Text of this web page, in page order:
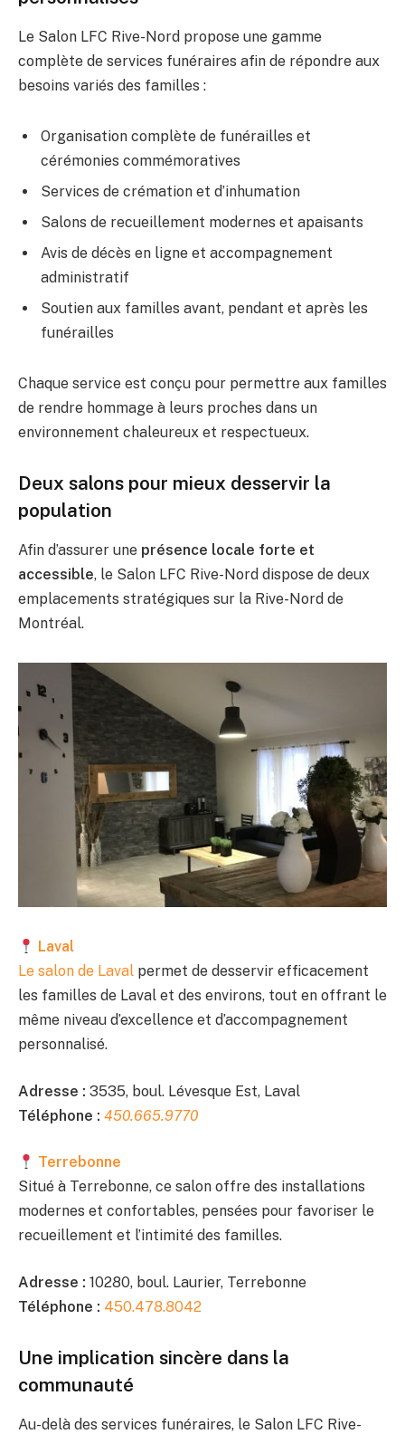
Le Salon LFC Rive-Nord propose une gamme
complète de services funéraires afin de répondre aux
besoins variés des familles :
Organisation complète de funérailles et
cérémonies commémoratives
Services de crémation et d’inhumation
Salons de recueillement modernes et apaisants
Avis de décès en ligne et accompagnement
administratif
Soutien aux familles avant, pendant et après les
funérailles
Chaque service est conçu pour permettre aux familles
de rendre hommage à leurs proches dans un
environnement chaleureux et respectueux.
Deux salons pour mieux desservir la
population
Afin d’assurer une présence locale forte et
accessible, le Salon LFC Rive-Nord dispose de deux
emplacements stratégiques sur la Rive-Nord de
Montréal.
Laval
Le salon de Laval permet de desservir efficacement
les familles de Laval et des environs, tout en offrant le
même niveau d’excellence et d’accompagnement
personnalisé.
Adresse : 3535, boul. Lévesque Est, Laval
Téléphone : 450.665.9770
Terrebonne
Situé à Terrebonne, ce salon offre des installations
modernes et confortables, pensées pour favoriser le
recueillement et l’intimité des familles.
Adresse : 10280, boul. Laurier, Terrebonne
Téléphone : 450.478.8042
Une implication sincère dans la
communauté
Au-delà des services funéraires, le Salon LFC Rive-